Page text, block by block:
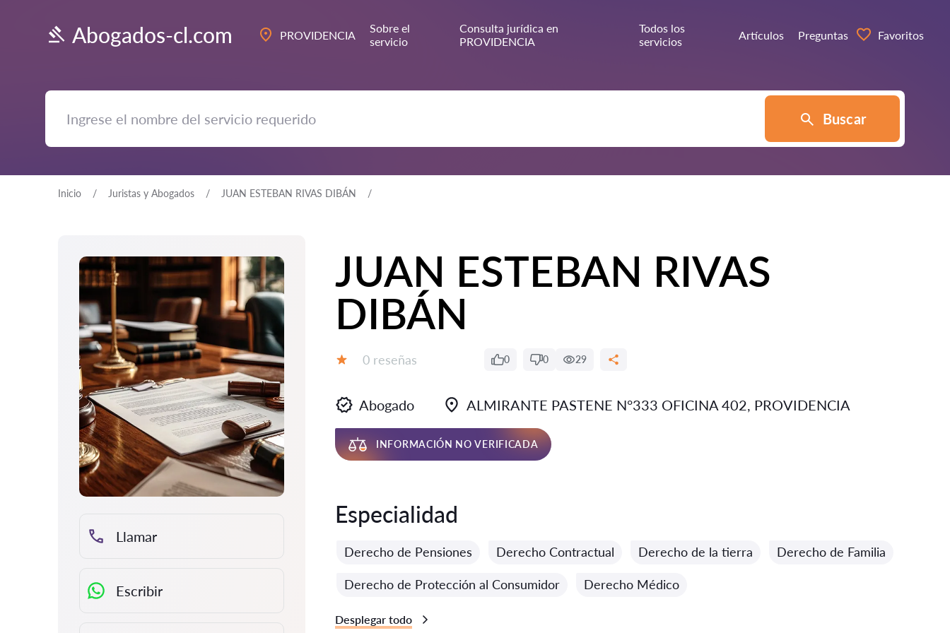
Abogados-cl.com PROVIDENCIA
Sobre el
servicio
Consulta jurídica en
PROVIDENCIA
Todos los
servicios
Artículos Preguntas Favoritos
Buscar
Inicio Juristas y Abogados JUAN ESTEBAN RIVAS DIBÁN
Llamar
Escribir
JUAN ESTEBAN RIVAS
DIBÁN
Número de reseñas:
0 reseñas 0 0 29
Abogado ALMIRANTE PASTENE N°333 OFICINA 402, PROVIDENCIA
INFORMACIÓN NO VERIFICADA
Especialidad
Derecho de Pensiones Derecho Contractual Derecho de la tierra Derecho de Familia
Derecho de Protección al Consumidor Derecho Médico
Desplegar todo